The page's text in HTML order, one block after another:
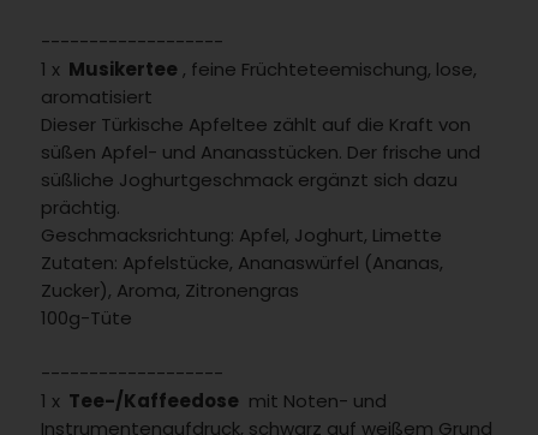
-------------------
1 x Musikertee, feine Früchteteemischung, lose,
aromatisiert
Dieser Türkische Apfeltee zählt auf die Kraft von
süßen Apfel- und Ananasstücken. Der frische und
süßliche Joghurtgeschmack ergänzt sich dazu
prächtig.
Geschmacksrichtung: Apfel, Joghurt, Limette
Zutaten: Apfelstücke, Ananaswürfel (Ananas,
Zucker), Aroma, Zitronengras
100g-Tüte
-------------------
1 x Tee-/Kaffeedosemit Noten- und
Instrumentenaufdruck, schwarz auf weißem Grund